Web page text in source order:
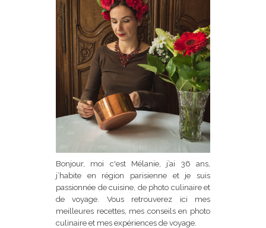
Bonjour, moi c'est Mélanie, j’ai 36 ans,
j’habite en région parisienne et je suis
passionnée de cuisine, de photo culinaire et
de voyage. Vous retrouverez ici mes
meilleures recettes, mes conseils en photo
culinaire et mes expériences de voyage.